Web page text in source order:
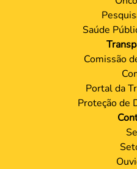
Saúde
Comissão
Portal da
Proteção de